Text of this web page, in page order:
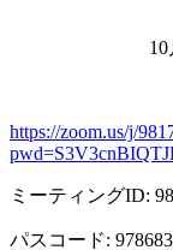
10
https://zoom.us/j/
ミーティングID:
パスコード: 978683